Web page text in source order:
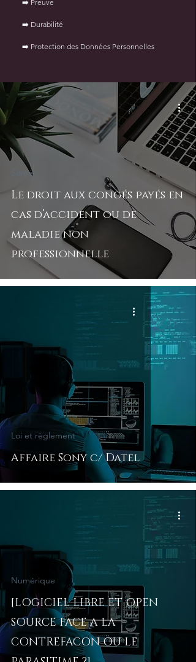
➡️ Preuve
➡️ Durabilité
➡️ Protection des Données Personnelles
Le droit aux congés payés en
cas d’accident ou de
maladie non
professionnelle
Santé
Affaire Sony c/ Datel
Loi et règlement
[LOGICIEL LIBRE ET OPEN
SOURCE FACE A LA
CONTREFACON OU LE
Numérique